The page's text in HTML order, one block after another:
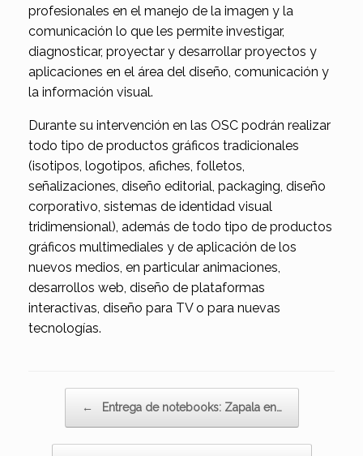
profesionales en el manejo de la imagen y la
comunicación lo que les permite investigar,
diagnosticar, proyectar y desarrollar proyectos y
aplicaciones en el área del diseño, comunicación y
la información visual.
Durante su intervención en las OSC podrán realizar
todo tipo de productos gráficos tradicionales
(isotipos, logotipos, afiches, folletos,
señalizaciones, diseño editorial, packaging, diseño
corporativo, sistemas de identidad visual
tridimensional), además de todo tipo de productos
gráficos multimediales y de aplicación de los
nuevos medios, en particular animaciones,
desarrollos web, diseño de plataformas
interactivas, diseño para TV o para nuevas
tecnologías.
← Entrega de notebooks: Zapala en…